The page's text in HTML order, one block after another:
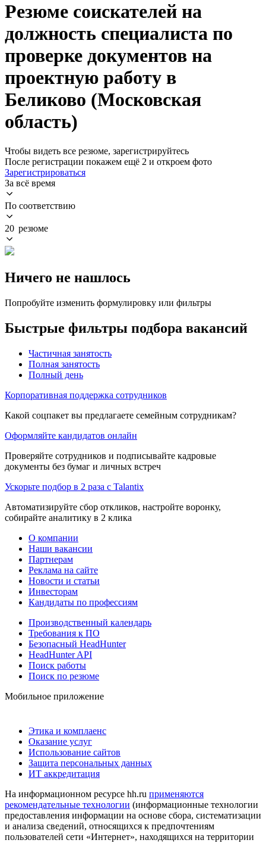
Резюме соискателей на
должность специалиста по
проверке документов на
проектную работу в
Беликово (Московская
область)
Чтобы видеть все резюме, зарегистрируйтесь
После регистрации покажем ещё 2 и откроем фото
Зарегистрироваться
За всё время
По соответствию
20 резюме
Ничего не нашлось
Попробуйте изменить формулировку или фильтры
Быстрые фильтры подбора вакансий
Частичная занятость
Полная занятость
Полный день
Корпоративная поддержка сотрудников
Какой соцпакет вы предлагаете семейным сотрудникам?
Оформляйте кандидатов онлайн
Проверяйте сотрудников и подписывайте кадровые
документы без бумаг и личных встреч
Ускорьте подбор в 2 раза с Talantix
Автоматизируйте сбор откликов, настройте воронку,
собирайте аналитику в 2 клика
О компании
Наши вакансии
Партнерам
Реклама на сайте
Новости и статьи
Инвесторам
Кандидаты по профессиям
Производственный календарь
Требования к ПО
Безопасный HeadHunter
HeadHunter API
Поиск работы
Поиск по резюме
Мобильное приложение
Этика и комплаенс
Оказание услуг
Использование сайтов
Защита персональных данных
ИТ аккредитация
На информационном ресурсе hh.ru применяются
рекомендательные технологии (информационные технологии
предоставления информации на основе сбора, систематизации
и анализа сведений, относящихся к предпочтениям
пользователей сети «Интернет», находящихся на территории